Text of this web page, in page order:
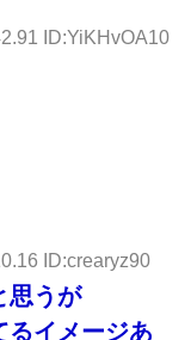
ID:YiKHvOA10
ID:crearyz90
思うが
るイメージあ